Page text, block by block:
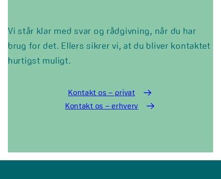
Vi står klar med svar og rådgivning, når du har
brug for det. Ellers sikrer vi, at du bliver kontaktet
hurtigst muligt.
Kontakt os – privat
Kontakt os – erhverv